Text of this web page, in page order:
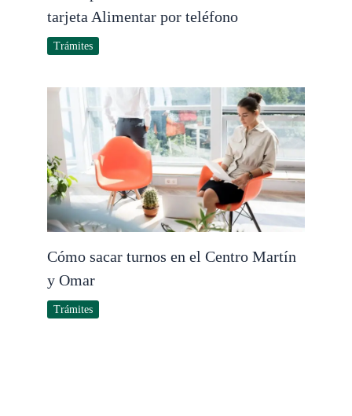
tarjeta Alimentar por teléfono
Trámites
Cómo sacar turnos en el Centro Martín
y Omar
Trámites